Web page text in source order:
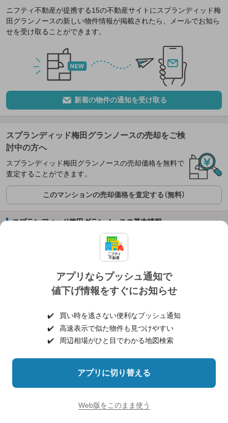
ニフティ不動産が提携する15の不動産サイトにスプランディッド梅
田グランノースの新しい物件情報が掲載されたら、メールでお知ら
せを受け取ることができます。
新着の物件の通知を受け取る
スプランディッド梅田グランノースの売却をご検
討中の方へ
スプランディッド梅田グランノースの売却価格を無料で
査定することができます。
このマンションの売却価格を査定する（無料）
スプランディッド梅田グランノースの基本情報
11階建
－
－
－
用途地域 －
時の売主
アプリならプッシュ通知で
値下げ情報をすぐにお知らせ
✔️
買い時を逃さない便利なプッシュ通知
✔️
高速表示で似た物件も見つけやすい
✔️
周辺相場がひと目でわかる地図検索
アプリに切り替える
Web版をこのまま使う